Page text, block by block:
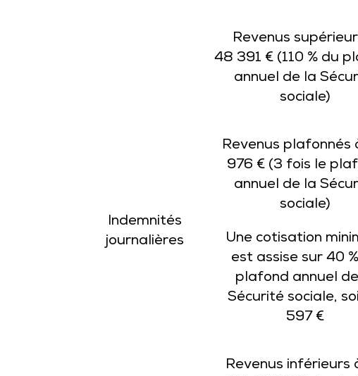
Revenus
48 391 € (110 % du
annuel de la
sociale)
Indemnités
journalières
Revenus plafonnés
976 € (3 fois le
annuel de la
sociale)
Une cotisation
est assise sur 40
plafond annuel
Sécurité sociale,
597 €
Revenus inférieurs